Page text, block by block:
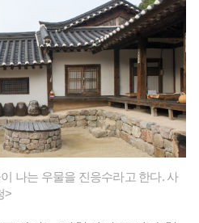
나는 우물을 진응수라고 한다. 사
>